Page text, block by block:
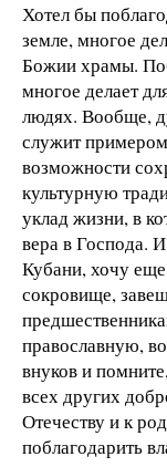
Хотел бы
земле, многое
Божии храмы.
многое делает
людях. Вообще,
служит
возможности
культурную
уклад жизни, в
вера в Господа.
Кубани, хочу еще
сокровище,
православную,
внуков и
всех других
Отечеству и к
поблагодарить